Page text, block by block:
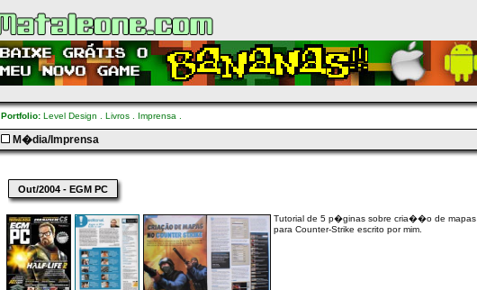
Portfolio: Level Design Livros. Imprensa
M�dia/Imprensa
Out/2004 - EGM PC
Tutorial de 5 p�ginas sobre cria��o de mapas
para Counter-Strike escrito por mim.